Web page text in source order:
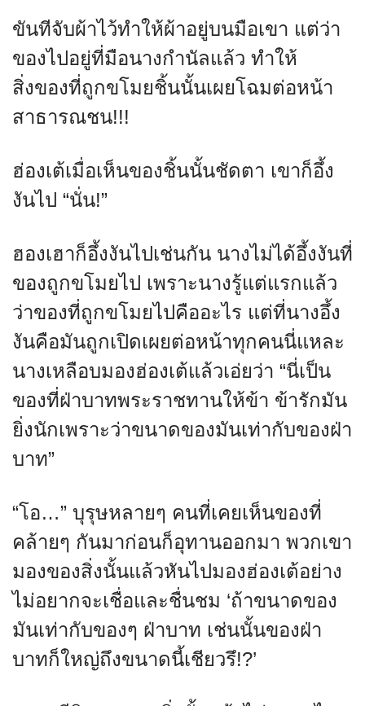
ขันทีจับผ้าไว้ทำให้ผ้าอยู่บนมือเขา แต่ว่า
ของไปอยู่ที่มือนางกำนัลแล้ว ทำให้
สิ่งของที่ถูกขโมยชิ้นนั้นเผยโฉมต่อหน้า
สาธารณชน!!!
ฮ่องเต้เมื่อเห็นของชิ้นนั้นชัดตา เขาก็อึ้ง
งันไป “นั่น!”
ฮองเฮาก็อึ้งงันไปเช่นกัน นางไม่ได้อึ้งงันที่
ของถูกขโมยไป เพราะนางรู้แต่แรกแล้ว
ว่าของที่ถูกขโมยไปคืออะไร แต่ที่นางอึ้ง
งันคือมันถูกเปิดเผยต่อหน้าทุกคนนี่แหละ
นางเหลือบมองฮ่องเต้แล้วเอ่ยว่า “นี่เป็น
ของที่ฝ่าบาทพระราชทานให้ข้า ข้ารักมัน
ยิ่งนักเพราะว่าขนาดของมันเท่ากับของฝ่า
บาท”
“โอ…” บุรุษหลายๆ คนที่เคยเห็นของที่
คล้ายๆ กันมาก่อนก็อุทานออกมา พวกเขา
มองของสิ่งนั้นแล้วหันไปมองฮ่องเต้อย่าง
ไม่อยากจะเชื่อและชื่นชม ‘ถ้าขนาดของ
มันเท่ากับของๆ ฝ่าบาท เช่นนั้นของฝ่า
บาทก็ใหญ่ถึงขนาดนี้เชียวรึ!?’